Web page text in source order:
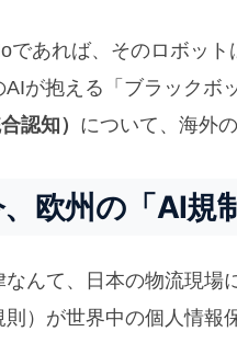
であれば、そのロボッ
AIが抱える「ブラックボ
認知） について、海外
欧州の「AI規
なんて、日本の物流現
）が世界中の個人情報